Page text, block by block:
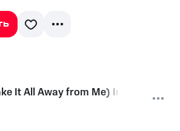
It All Away from Me) Inferiority